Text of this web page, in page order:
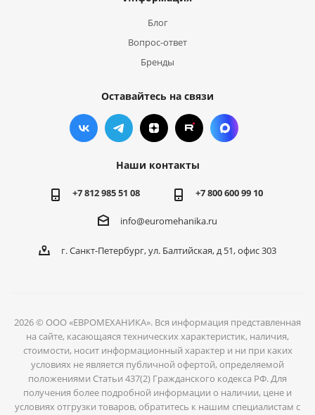
Блог
Вопрос-ответ
Бренды
Оставайтесь на связи
Наши контакты
+7 812 985 51 08 +7 800 600 99 10
info@euromehanika.ru
г. Санкт-Петербург, ул. Балтийская, д 51, офис 303
2026 © ООО «ЕВРОМЕХАНИКА». Вся информация представленная
на сайте, касающаяся технических характеристик, наличия,
стоимости, носит информационный характер и ни при каких
условиях не является публичной офертой, определяемой
положениями Статьи 437(2) Гражданского кодекса РФ. Для
получения более подробной информации о наличии, цене и
условиях отгрузки товаров, обратитесь к нашим специалистам с